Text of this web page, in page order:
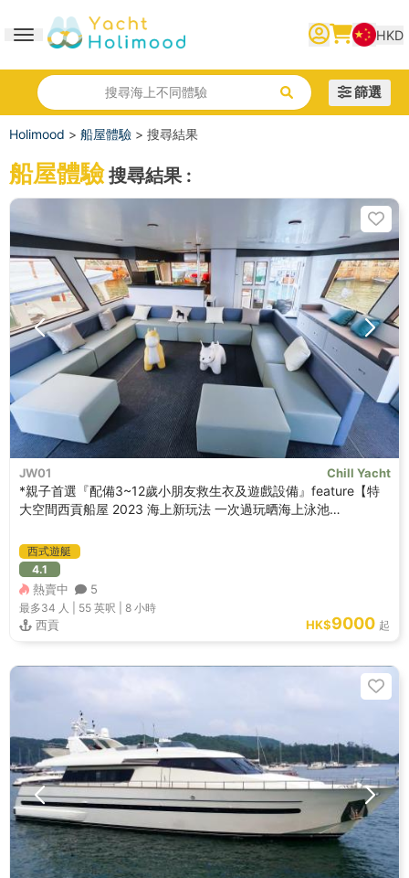
Toggle navigation
繁體中文 English 简体中文
HKD
搜尋海上不同體驗 篩選
Holimood > 船屋體驗> 搜尋結果
船屋體驗搜尋結果 :
JW01 Chill Yacht
*親子首選『配備3~12歲小朋友救生衣及遊戲設備』feature【特
大空間西貢船屋 2023 海上新玩法 一次過玩晒海上泳池
西式遊艇
4.1
熱賣中 5
最多34 人 | 55 英呎 8 小時
西貢 HK$9000 起